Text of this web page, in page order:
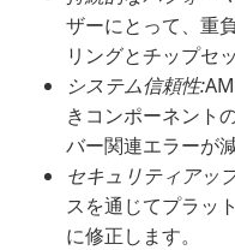
ザーにとって、重
リングとチップセ
システム信頼性:
きコンポーネント
バー関連エラーが
セキュリティアッ
スを通じてプラッ
に修正します。